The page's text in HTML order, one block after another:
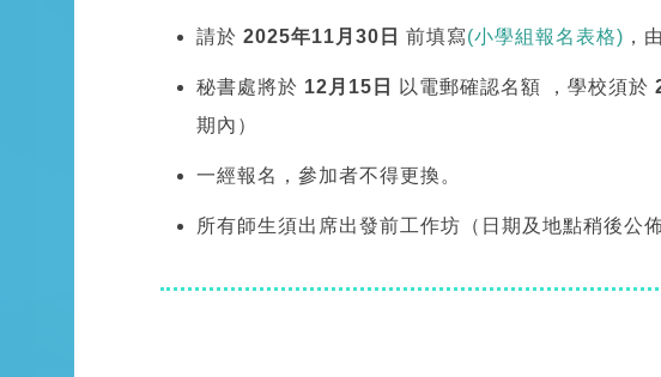
請於 2025年11月30日 前填寫(小學組報名表格) ，
秘書處將於 12 月15日 以電郵確認名額 ，學校須於
期內）
一經報名，參加者不得更換。
所有師生須出席出發前工作坊（日期及地點稍後公佈